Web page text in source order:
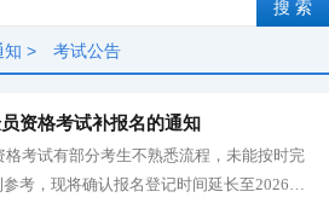
知 > 考试公告
资格考试补报名的通知
格考试有部分考生不熟悉流程，未能按时完
考，现将确认报名登记时间延长至2026年4